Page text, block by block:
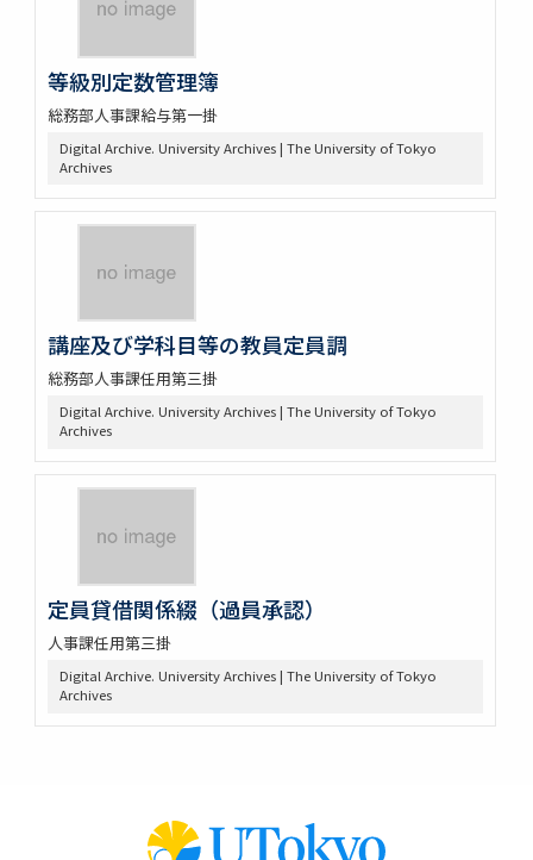
等級別定数管理簿
総務部人事課給与第一掛
Digital Archive. University Archives | The University of Tokyo
Archives
講座及び学科目等の教員定員調
総務部人事課任用第三掛
Digital Archive. University Archives | The University of Tokyo
Archives
定員貸借関係綴（過員承認）
人事課任用第三掛
Digital Archive. University Archives | The University of Tokyo
Archives